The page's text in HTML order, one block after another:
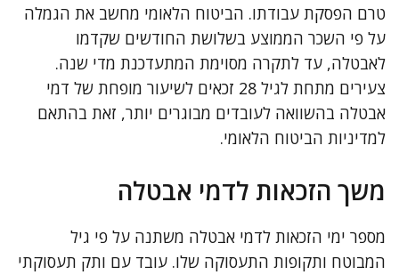
טרם הפסקת עבודתו. הביטוח הלאומי מחשב את הגמלה
על פי השכר הממוצע בשלושת החודשים שקדמו
לאבטלה, עד לתקרה מסוימת המתעדכנת מדי שנה.
צעירים מתחת לגיל 28 זכאים לשיעור מופחת של דמי
אבטלה בהשוואה לעובדים מבוגרים יותר, זאת בהתאם
למדיניות הביטוח הלאומי.
משך הזכאות לדמי אבטלה
מספר ימי הזכאות לדמי אבטלה משתנה על פי גיל
המבוטח ותקופות התעסוקה שלו. עובד עם ותק תעסוקתי